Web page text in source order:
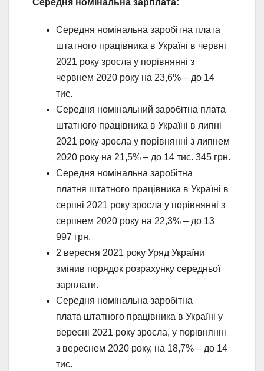
Середня номінальна зарплата:
Середня номінальна заробітна плата
штатного працівника в Україні в червні
2021 року зросла у порівнянні з
червнем 2020 року на 23,6% – до 14
тис.
Середня номінальний заробітна плата
штатного працівника в Україні в липні
2021 року зросла у порівнянні з липнем
2020 року на 21,5% – до 14 тис. 345 грн.
Середня номінальна заробітна
платня штатного працівника в Україні в
серпні 2021 року зросла у порівнянні з
серпнем 2020 року на 22,3% – до 13
997 грн.
2 вересня 2021 року Уряд України
змінив порядок розрахунку середньої
зарплати.
Середня номінальна заробітна
плата штатного працівника в Україні у
вересні 2021 року зросла, у порівнянні
з вереснем 2020 року, на 18,7% – до 14
тис.